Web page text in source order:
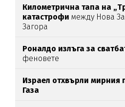
Километрична тапа на
катастрофи между Нова
Загора
Роналдо излъга за
феновете
Израел отхвърли мирния
Газа